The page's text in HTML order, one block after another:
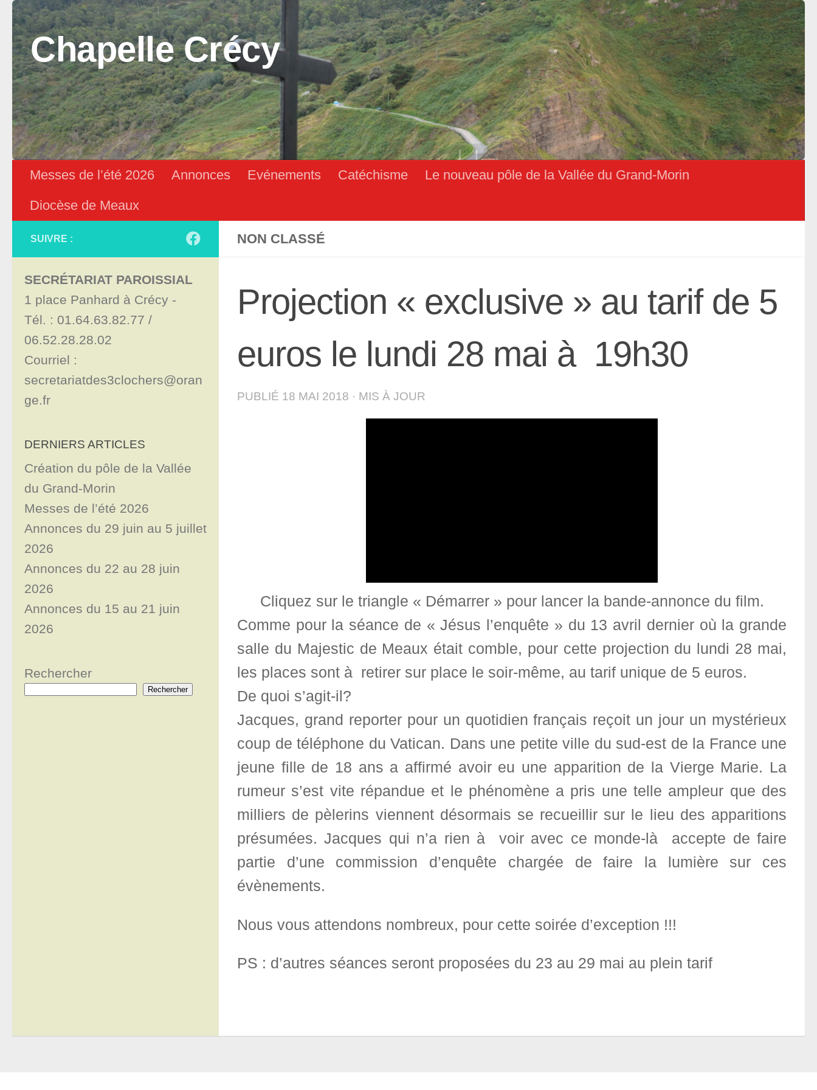
Skip to content
Chapelle Crécy
Messes de l’été 2026 Annonces Evénements Catéchisme
Le nouveau pôle de la Vallée du Grand-Morin
Diocèse de Meaux
NON CLASSÉ
Projection « exclusive » au tarif de 5
euros le lundi 28 mai à 19h30
PUBLIÉ 18 MAI 2018 · MIS À JOUR
Cliquez sur le triangle « Démarrer » pour lancer la bande-annonce du film.
Comme pour la séance de « Jésus l’enquête » du 13 avril dernier où la grande
salle du Majestic de Meaux était comble, pour cette projection du lundi 28 mai,
les places sont à retirer sur place le soir-même, au tarif unique de 5 euros.
De quoi s’agit-il?
Jacques, grand reporter pour un quotidien français reçoit un jour un mystérieux
coup de téléphone du Vatican. Dans une petite ville du sud-est de la France une
jeune fille de 18 ans a affirmé avoir eu une apparition de la Vierge Marie. La
rumeur s’est vite répandue et le phénomène a pris une telle ampleur que des
milliers de pèlerins viennent désormais se recueillir sur le lieu des apparitions
présumées. Jacques qui n’a rien à voir avec ce monde-là accepte de faire
partie d’une commission d’enquête chargée de faire la lumière sur ces
évènements.
Nous vous attendons nombreux, pour cette soirée d’exception !!!
PS : d’autres séances seront proposées du 23 au 29 mai au plein tarif
SUIVRE :
SECRÉTARIAT PAROISSIAL
1 place Panhard à Crécy -
Tél. : 01.64.63.82.77 /
06.52.28.28.02
Courriel :
secretariatdes3clochers@oran
ge.fr
DERNIERS ARTICLES
Création du pôle de la Vallée
du Grand-Morin
Messes de l’été 2026
Annonces du 29 juin au 5 juillet
2026
Annonces du 22 au 28 juin
2026
Annonces du 15 au 21 juin
2026
Rechercher
Rechercher